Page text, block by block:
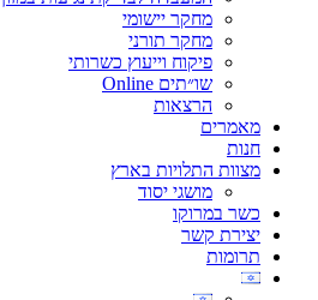
מחקר יישומי
מחקר תורני
פיקוח וייעוץ כשרותי
שו״תים Online
הרצאות
מאמרים
חנות
מצוות התלויות בארץ
מושגי יסוד
כשר במרוקו
יצירת קשר
תרומות